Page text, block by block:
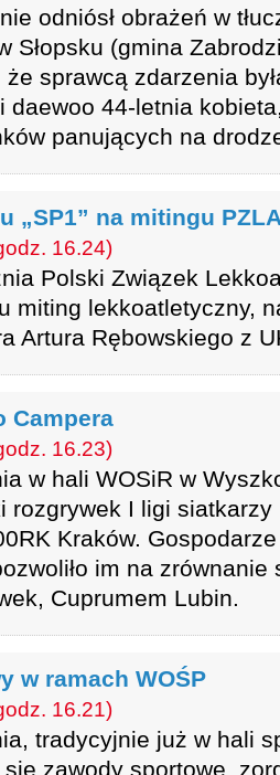
odniósł obrażeń w
Słopsku (gmina
sprawcą zdarzenia
daewoo 44-letnia
panujących na
„SP1” na mitingu
16.24)
Polski Związek
miting lekkoatletyczny,
Artura Rębowskiego z
Campera
16.23)
w hali WOSiR w
rozgrywek I ligi
Kraków.
im na zrównanie
Cuprumem Lubin.
w ramach WOŚP
16.21)
tradycyjnie już w hali
się zawody sportowe,